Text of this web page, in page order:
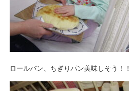
ロールパン、ちぎりパン美味しそう！！